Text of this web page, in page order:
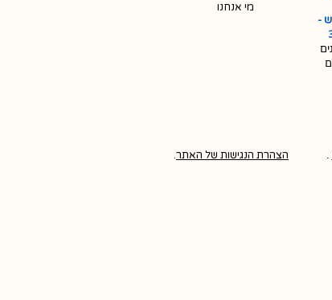
מי אנחנו
-
הצהרת הנגישות של האתר. .